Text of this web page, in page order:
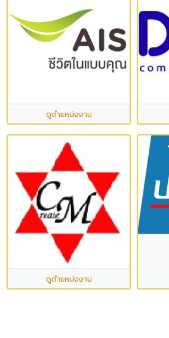
ดูตำแหน่งงาน
ดูตำแหน่งงาน